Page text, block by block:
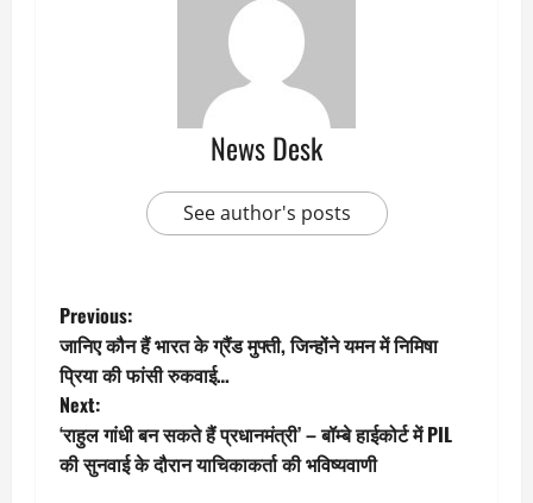
News Desk
See author's posts
P
o
s
t
Previous:
जानिए कौन हैं भारत के ग्रैंड मुफ्ती, जिन्होंने यमन में निमिषा
प्रिया की फांसी रुकवाई…
Next:
‘राहुल गांधी बन सकते हैं प्रधानमंत्री’ – बॉम्बे हाईकोर्ट में PIL
की सुनवाई के दौरान याचिकाकर्ता की भविष्यवाणी